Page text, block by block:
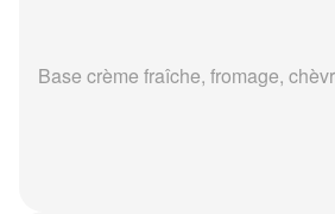
Base crème fraîche, fromage,